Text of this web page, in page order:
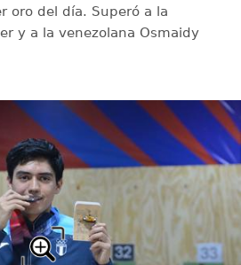
oro del día. Superó a la
y a la venezolana Osmaidy